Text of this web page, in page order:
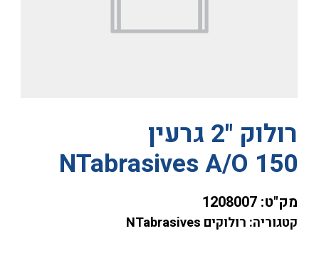
רולוק "2 גרעין
NTabrasives A/O 150
מק"ט: 1208007
קטגוריה: רולוקים NTabrasives